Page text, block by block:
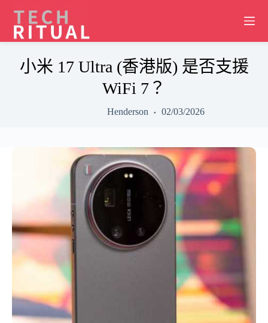
content
小米 17 Ultra (香港版) 是否支援
WiFi 7？
Henderson 02/03/2026